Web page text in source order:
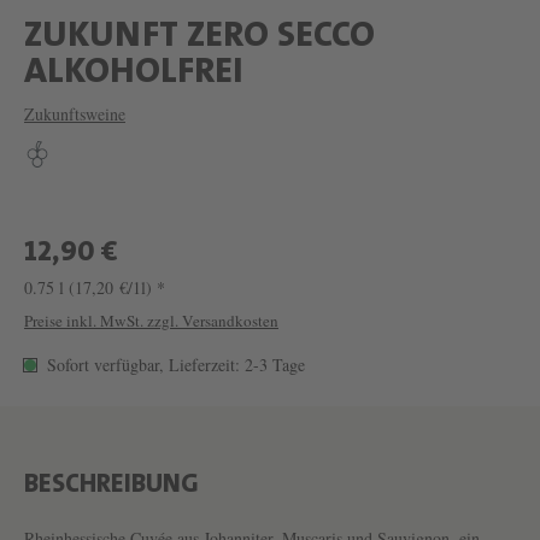
ZUKUNFT ZERO SECCO
ALKOHOLFREI
U
N
Zukunftsweine
12,90 €
0.75 l (17,20 €/1l) *
Preise inkl. MwSt. zzgl. Versandkosten
Sofort verfügbar, Lieferzeit: 2-3 Tage
BESCHREIBUNG